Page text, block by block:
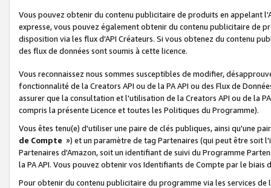
Vous pouvez obtenir du contenu publicitaire de produits en appelant
expresse, vous pouvez également obtenir du contenu publicitaire de
disposition via les flux d'API Créateurs. Si vous obtenez du contenu
des flux de données sont soumis à cette licence.
Vous reconnaissez nous sommes susceptibles de modifier,
fonctionnalité de la Creators API ou de la PA API ou des Flux de
assurer que la consultation et l'utilisation de la Creators API ou de la
compris la présente Licence et toutes les Politiques du Programme).
Vous êtes tenu(e) d'utiliser une paire de clés publiques, ainsi qu'une
de Compte ») et un paramètre de tag Partenaires (qui peut être soit
Partenaires d'Amazon, soit un identifiant de suivi du Programme
la PA API. Vous pouvez obtenir vos Identifiants de Compte par le biais
Pour obtenir du contenu publicitaire du programme via les services